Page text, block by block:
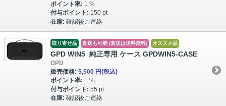
ポイント率: 1 %
付与ポイント: 150 pt
在庫: 確認後ご連絡
取り寄せ品 直送も可能 (直送は送料無料) オススメ品
GPD WIN5 純正専用 ケース GPDWIN5-CASE
GPD
販売価格: 5,500 円(税込)
ポイント率: 1 %
付与ポイント: 55 pt
在庫: 確認後ご連絡